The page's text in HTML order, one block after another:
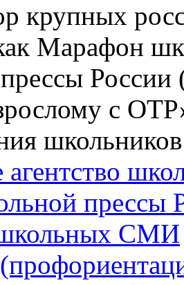
крупных
Марафон
России
с
агентство
прессы
СМИ